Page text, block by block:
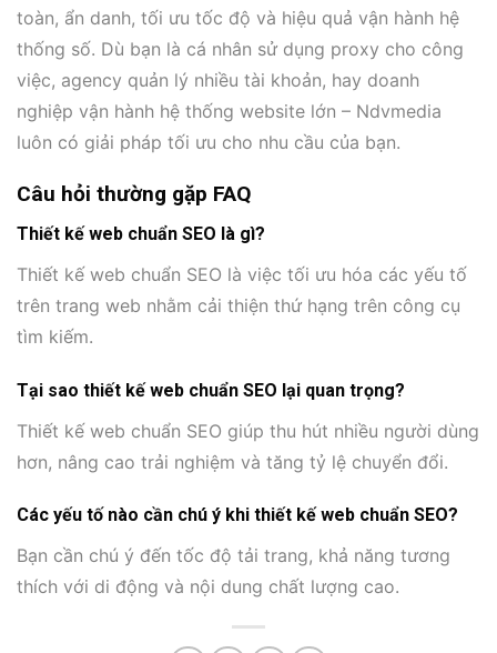
toàn, ẩn danh, tối ưu tốc độ và hiệu quả vận hành hệ
thống số. Dù bạn là cá nhân sử dụng proxy cho công
việc, agency quản lý nhiều tài khoản, hay doanh
nghiệp vận hành hệ thống website lớn – Ndvmedia
luôn có giải pháp tối ưu cho nhu cầu của bạn.
Câu hỏi thường gặp FAQ
Thiết kế web chuẩn SEO là gì?
Thiết kế web chuẩn SEO là việc tối ưu hóa các yếu tố
trên trang web nhằm cải thiện thứ hạng trên công cụ
tìm kiếm.
Tại sao thiết kế web chuẩn SEO lại quan trọng?
Thiết kế web chuẩn SEO giúp thu hút nhiều người dùng
hơn, nâng cao trải nghiệm và tăng tỷ lệ chuyển đổi.
Các yếu tố nào cần chú ý khi thiết kế web chuẩn SEO?
Bạn cần chú ý đến tốc độ tải trang, khả năng tương
thích với di động và nội dung chất lượng cao.